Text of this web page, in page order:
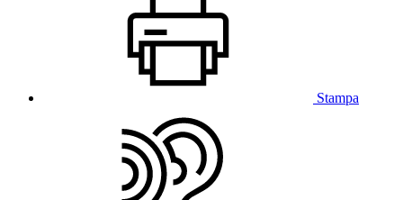
Stampa